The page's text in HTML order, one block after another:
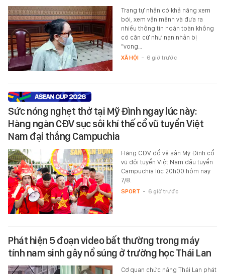
Trang tự nhận có khả năng xem
bói, xem vận mệnh và đưa ra
nhiều thông tin hoàn toàn không
có căn cứ như nạn nhân bị
“vong…
XÃ HỘI - 6 giờ trước
Sức nóng nghẹt thở tại Mỹ Đình ngay lúc này:
Hàng ngàn CĐV sục sôi khí thế cổ vũ tuyển Việt
Nam đại thắng Campuchia
Hàng CĐV đổ về sân Mỹ Đình cổ
vũ đội tuyển Việt Nam đấu tuyển
Campuchia lúc 20h00 hôm nay
7/8.
SPORT - 6 giờ trước
Phát hiện 5 đoạn video bất thường trong máy
tính nam sinh gây nổ súng ở trường học Thái Lan
Cơ quan chức năng Thái Lan phát